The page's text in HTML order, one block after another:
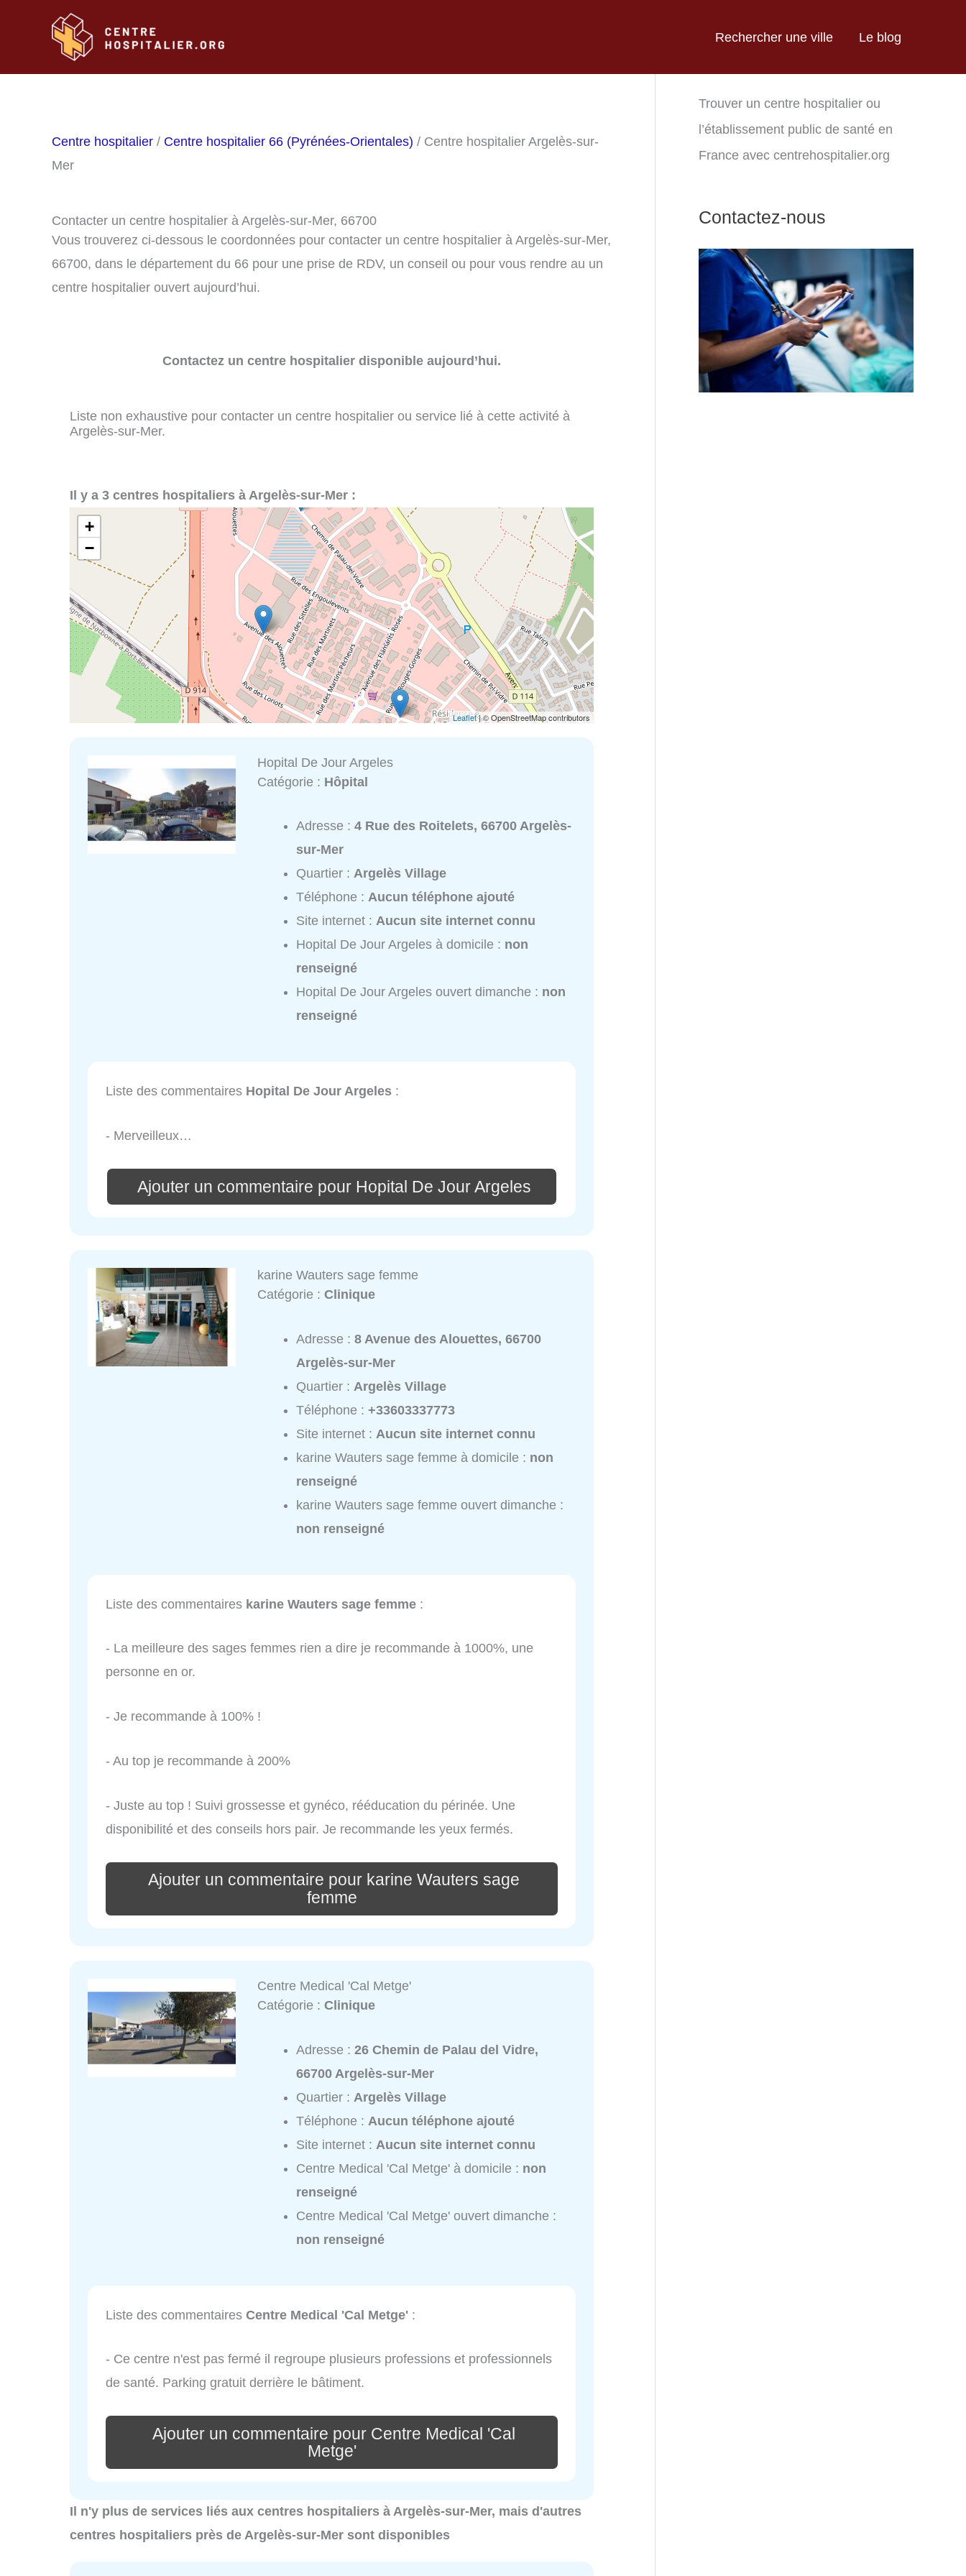
Rechercher une ville Le blog
Centre hospitalier / Centre hospitalier 66 (Pyrénées-Orientales) / Centre hospitalier Argelès-sur-
Mer
Contacter un centre hospitalier à Argelès-sur-Mer, 66700
Vous trouverez ci-dessous le coordonnées pour contacter un centre hospitalier à Argelès-sur-Mer,
66700, dans le département du 66 pour une prise de RDV, un conseil ou pour vous rendre au un
centre hospitalier ouvert aujourd’hui.
Contactez un centre hospitalier disponible aujourd’hui.
Liste non exhaustive pour contacter un centre hospitalier ou service lié à cette activité à
Argelès-sur-Mer.
Il y a 3 centres hospitaliers à Argelès-sur-Mer :
+
−
Leaflet| © OpenStreetMap contributors
Hopital De Jour Argeles
Catégorie : Hôpital
Adresse :4 Rue des Roitelets, 66700 Argelès-
sur-Mer
Quartier :Argelès Village
Téléphone :Aucun téléphone ajouté
Site internet :Aucun site internet connu
Hopital De Jour Argeles à domicile : non
renseigné
Hopital De Jour Argeles ouvert dimanche : non
renseigné
Liste des commentaires Hopital De Jour Argeles :
- Merveilleux…
Ajouter un commentaire pour Hopital De Jour Argeles
karine Wauters sage femme
Catégorie :Clinique
Adresse :8 Avenue des Alouettes, 66700
Argelès-sur-Mer
Quartier : Argelès Village
Téléphone :+33603337773
Site internet : Aucun site internet connu
karine Wauters sage femme à domicile : non
renseigné
karine Wauters sage femme ouvert dimanche :
non renseigné
Liste des commentaires karine Wauters sage femme :
- La meilleure des sages femmes rien a dire je recommande à 1000%, une
personne en or.
- Je recommande à 100% !
- Au top je recommande à 200%
- Juste au top ! Suivi grossesse et gynéco, rééducation du périnée. Une
disponibilité et des conseils hors pair. Je recommande les yeux fermés.
Ajouter un commentaire pour karine Wauters sage
femme
Centre Medical 'Cal Metge'
Catégorie :Clinique
Adresse :26 Chemin de Palau del Vidre,
66700 Argelès-sur-Mer
Quartier : Argelès Village
Téléphone : Aucun téléphone ajouté
Site internet : Aucun site internet connu
Centre Medical 'Cal Metge' à domicile : non
renseigné
Centre Medical 'Cal Metge' ouvert dimanche :
non renseigné
Liste des commentaires Centre Medical 'Cal Metge' :
- Ce centre n'est pas fermé il regroupe plusieurs professions et professionnels
de santé. Parking gratuit derrière le bâtiment.
Ajouter un commentaire pour Centre Medical 'Cal
Metge'
Il n'y plus de services liés aux centres hospitaliers à Argelès-sur-Mer, mais d'autres
centres hospitaliers près de Argelès-sur-Mer sont disponibles
Trouver un centre hospitalier ou
l’établissement public de santé en
France avec centrehospitalier.org
Contactez-nous